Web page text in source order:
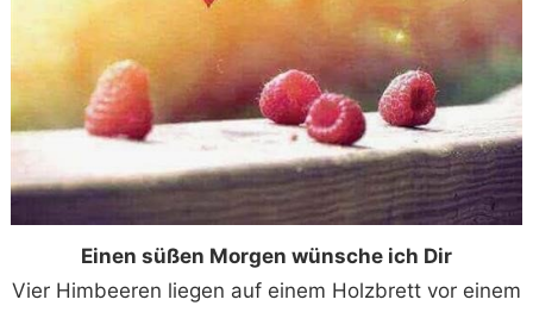
Einen süßen Morgen wünsche ich Dir
Vier Himbeeren liegen auf einem Holzbrett vor einem